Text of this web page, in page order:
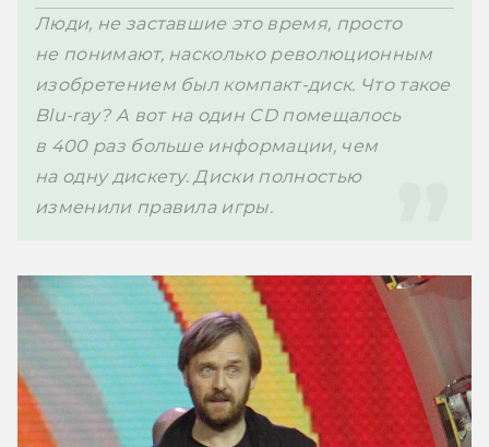
Люди, не заставшие это время, просто
не понимают, насколько революционным
изобретением был компакт-диск. Что такое
Blu-ray? А вот на один CD помещалось
в 400 раз больше информации, чем
на одну дискету. Диски полностью
изменили правила игры.